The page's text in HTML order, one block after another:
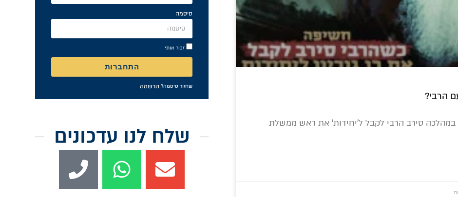
הרבי?
סירב הרבי לקבל ל'יחידות' את ראש ממשלת
סיסמה
זכור אותי
התחברות
שחזור סיסמה?|הרשמה
שלח לנו עדכונים